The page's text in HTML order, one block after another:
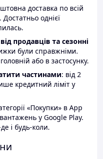
доставка по всій
однієї
від продавців та сезонні
були справжніми.
або в застосунку.
частинами: від 2
кредитний ліміт у
«Покупки» в App
у Google Play.
і будь-коли.